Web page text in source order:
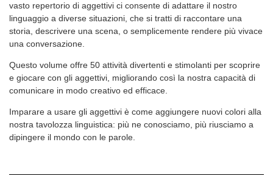
vasto repertorio di aggettivi ci consente di adattare il nostro
linguaggio a diverse situazioni, che si tratti di raccontare una
storia, descrivere una scena, o semplicemente rendere più vivace
una conversazione.
Questo volume offre 50 attività divertenti e stimolanti per scoprire
e giocare con gli aggettivi, migliorando così la nostra capacità di
comunicare in modo creativo ed efficace.
Imparare a usare gli aggettivi è come aggiungere nuovi colori alla
nostra tavolozza linguistica: più ne conosciamo, più riusciamo a
dipingere il mondo con le parole.